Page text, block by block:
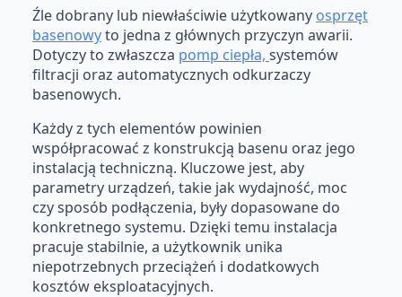
Źle dobrany lub niewłaściwie użytkowany osprzęt
basenowyto jedna z głównych przyczyn awarii.
Dotyczy to zwłaszcza pomp ciepła, systemów
filtracji oraz automatycznych odkurzaczy
basenowych.
Każdy z tych elementów powinien
współpracować z konstrukcją basenu oraz jego
instalacją techniczną. Kluczowe jest, aby
parametry urządzeń, takie jak wydajność, moc
czy sposób podłączenia, były dopasowane do
konkretnego systemu. Dzięki temu instalacja
pracuje stabilnie, a użytkownik unika
niepotrzebnych przeciążeń i dodatkowych
kosztów eksploatacyjnych.